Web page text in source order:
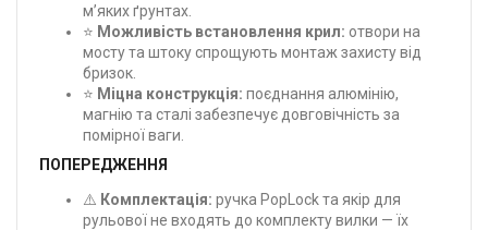
м’яких ґрунтах.
⭐ Можливість встановлення крил: отвори на
мосту та штоку спрощують монтаж захисту від
бризок.
⭐ Міцна конструкція: поєднання алюмінію,
магнію та сталі забезпечує довговічність за
помірної ваги.
ПОПЕРЕДЖЕННЯ
⚠️ Комплектація: ручка PopLock та якір для
рульової не входять до комплекту вилки — їх